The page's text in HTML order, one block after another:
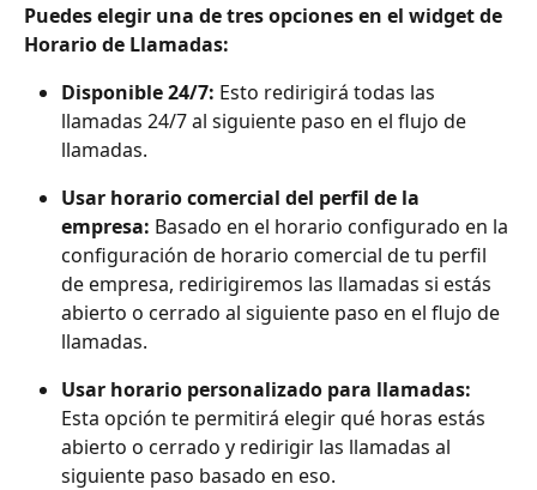
Puedes elegir una de tres opciones en el widget de
Horario de Llamadas:
Disponible 24/7: Esto redirigirá todas las
llamadas 24/7 al siguiente paso en el flujo de
llamadas.
Usar horario comercial del perfil de la
empresa: Basado en el horario configurado en la
configuración de horario comercial de tu perfil
de empresa, redirigiremos las llamadas si estás
abierto o cerrado al siguiente paso en el flujo de
llamadas.
Usar horario personalizado para llamadas:
Esta opción te permitirá elegir qué horas estás
abierto o cerrado y redirigir las llamadas al
siguiente paso basado en eso.